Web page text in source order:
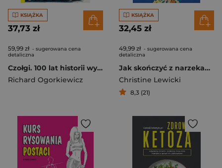
KSIĄŻKA
37,73 zł
59,99 zł - sugerowana cena
detaliczna
Czołgi. 100 lat historii wyd. 6
Richard Ogorkiewicz
KSIĄŻKA
32,45 zł
49,99 zł - sugerowana cena
detaliczna
Jak skończyć z narzekaniem
Christine Lewicki
8,3 (21)